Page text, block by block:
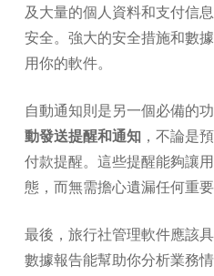
及大量的個人資料和支付信
安全。強大的安全措施和數
用你的軟件。
自動通知則是另一個必備的
動發送提醒和通知 ，不論是
付款提醒。這些提醒能夠讓
態，而無需擔心遺漏任何重要
最後，旅行社管理軟件應該
數據報告能幫助你分析業務